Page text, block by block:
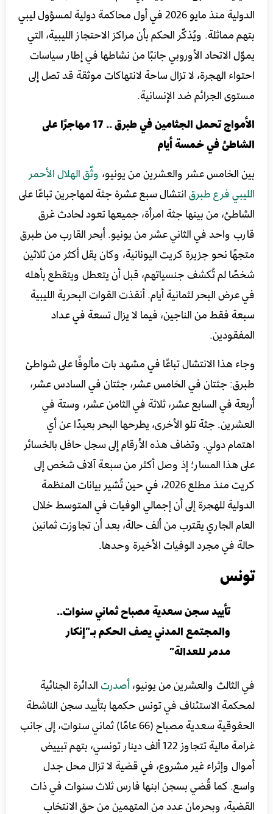
الدولية منذ مايو 2026 في أول محاكمة دولية لمسؤول ليبي
بتهم مماثلة. ويُذكّر الحكم بأن مراكز الاحتجاز الليبية، التي
يموّل الاتحاد الأوروبي جانبًا من نشاطها في إطار سياسات
احتواء الهجرة، لا تزال ساحة لانتهاكات موثقة قد تصل إلى
مستوى الجرائم ضد الإنسانية.
الأمواج تحمل الجثامين في طبرق .. 17 مهاجرًا على
الشاطئ في خمسة أيام
بين الخامس عشر والعشرين من يونيو، وثّق الهلال الأحمر
الليبي فرع طبرقانتشال سبع عشرة جثة لمهاجرين تباعًا على
الشاطئ، من بينها جثة امرأة، جميعها تعود لحادث غرق
قارب واحد في الثاني عشر من يونيو. أبحر القارب من طبرق
متجهًا نحو جزيرة كريت اليونانية، وكان يقل أكثر من ثلاثين
شخصًا لم تُكشف جنسياتهم، قبل أن يتعطل ويتقطع بأهله
في عرض البحر لثمانية أيام. أنقذت القوات البحرية الليبية
سبعة فقط من الناجين، فيما لا يزال تسعة في عداد
المفقودين.
وجاء هذا الانتشال تباعًا في مشهد بات مألوفًا على شواطئ
طبرق: جثتان في الخامس عشر، جثتان في السادس عشر،
أربعة في السابع عشر، ثلاثة في الثامن عشر، وستة في
العشرين. جثة تلو الأخرى، يطرحها البحر بعيدًا عن أي
اهتمام دولي. وتضاف هذه الأرقام إلى سجل حافل بالخسائر
على هذا المسار؛ إذ وصل أكثر من سبعة آلاف شخص إلى
كريت منذ مطلع 2026، في حين تُشير بيانات المنظمة
الدولية للهجرة إلى أن إجمالي الوفيات في المتوسط خلال
العام الجاري يقترب من ألف حالة، بعد أن تجاوزت ثمانين
حالة في مجرد الوفيات الأخيرة وحدها.
تونس
تأييد سجن سعدية مصباح ثماني سنوات..
والمجتمع المدني يصف الحكم بـ”إنكار
مدمر للعدالة”
في الثالث والعشرين من يونيو،أصدرتالدائرة الجنائية
لمحكمة الاستئناف في تونس حكمها بتأييد سجن الناشطة
الحقوقية سعدية مصباح (66 عامًا) ثماني سنوات، إلى جانب
غرامة مالية تتجاوز 122 ألف دينار تونسي، بتهم تبييض
أموال وإثراء غير مشروع، في قضية لا تزال محل جدل
واسع. كما قُضي بسجن ابنها فارس ثلاث سنوات في ذات
القضية، وبحرمان عدد من المتهمين من حق الانتخاب